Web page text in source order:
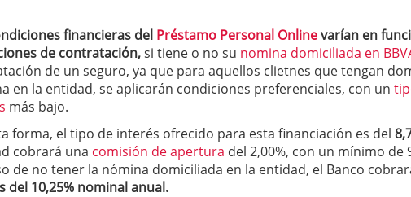
financieras del Préstamo Personal Onlinevarían en
de contratación,si tiene o no su nomina domiciliada en
de un seguro, ya que para aquellos clietnes que tengan
en la entidad, se aplicarán condiciones preferenciales, con un
más bajo.
forma, el tipo de interés ofrecido para esta financiación es del
cobrará una comisión de apertura del 2,00%, con un mínimo de
de no tener la nómina domiciliada en la entidad, el Banco
del 10,25% nominal anual.